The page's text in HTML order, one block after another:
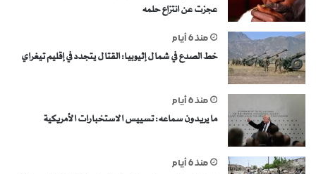
عجزت عن انتزاع حلمه
منذ 6 أيام
خط الصدع في شمال إثيوبيا: القتال يتجدد في إقليم تيغراي
منذ 6 أيام
ما يريدون سماعه: تسييس الاستخبارات الأمريكية
منذ 6 أيام